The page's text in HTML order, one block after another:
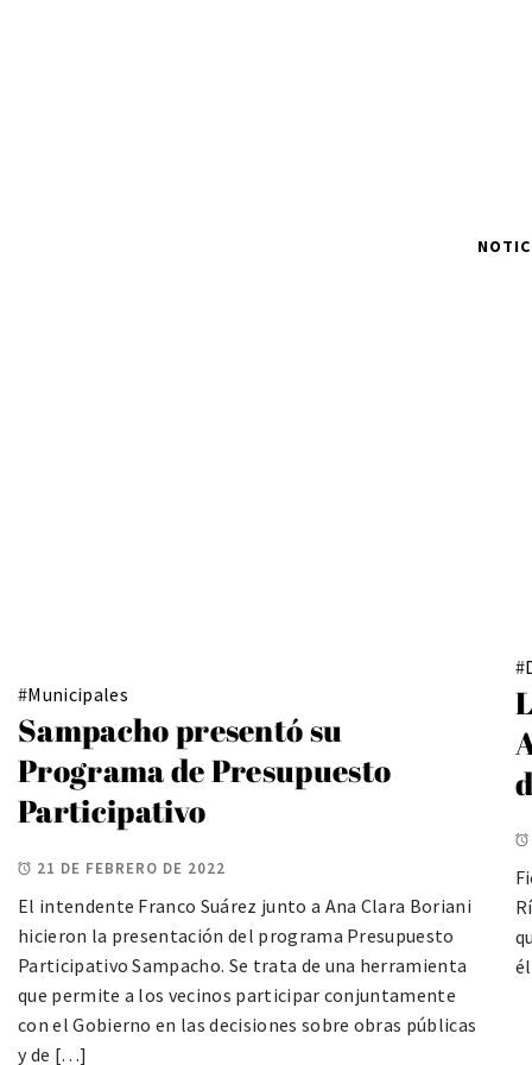
#Municipales
Sampacho presentó su
Programa de Presupuesto
Participativo
21 DE FEBRERO DE 2022
El intendente Franco Suárez junto a Ana Clara Boriani
hicieron la presentación del programa Presupuesto
Participativo Sampacho. Se trata de una herramienta
que permite a los vecinos participar conjuntamente
con el Gobierno en las decisiones sobre obras públicas
y de […]
#